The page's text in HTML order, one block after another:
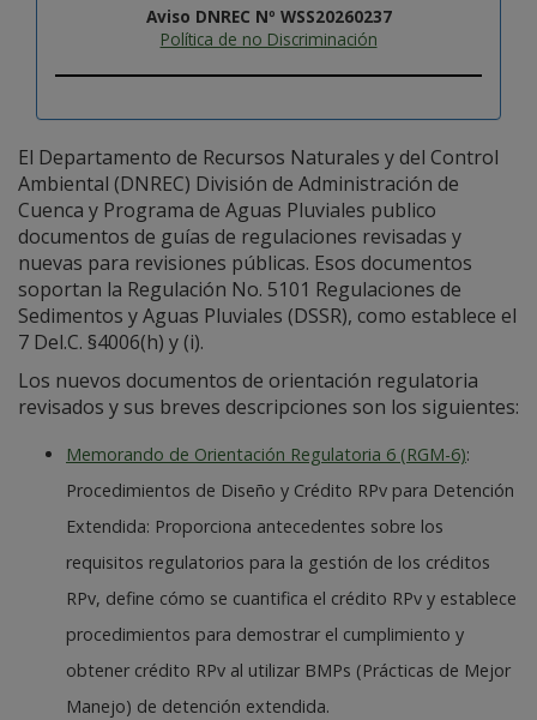
Aviso DNREC Nº WSS20260237
Política de no Discriminación
El Departamento de Recursos Naturales y del Control
Ambiental (DNREC) División de Administración de
Cuenca y Programa de Aguas Pluviales publico
documentos de guías de regulaciones revisadas y
nuevas para revisiones públicas. Esos documentos
soportan la Regulación No. 5101 Regulaciones de
Sedimentos y Aguas Pluviales (DSSR), como establece el
7 Del.C. §4006(h) y (i).
Los nuevos documentos de orientación regulatoria
revisados y sus breves descripciones son los siguientes:
Memorando de Orientación Regulatoria 6 (RGM-6):
Procedimientos de Diseño y Crédito RPv para Detención
Extendida: Proporciona antecedentes sobre los
requisitos regulatorios para la gestión de los créditos
RPv, define cómo se cuantifica el crédito RPv y establece
procedimientos para demostrar el cumplimiento y
obtener crédito RPv al utilizar BMPs (Prácticas de Mejor
Manejo) de detención extendida.